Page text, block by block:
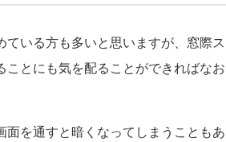
いる方も多いと思いますが、窓際ス
とにも気を配ることができればなお
を通すと暗くなってしまうこともあ